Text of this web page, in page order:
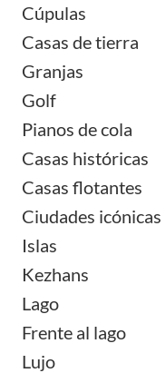
Cúpulas
Casas de tierra
Granjas
Golf
Pianos de cola
Casas históricas
Casas flotantes
Ciudades icónicas
Islas
Kezhans
Lago
Frente al lago
Lujo